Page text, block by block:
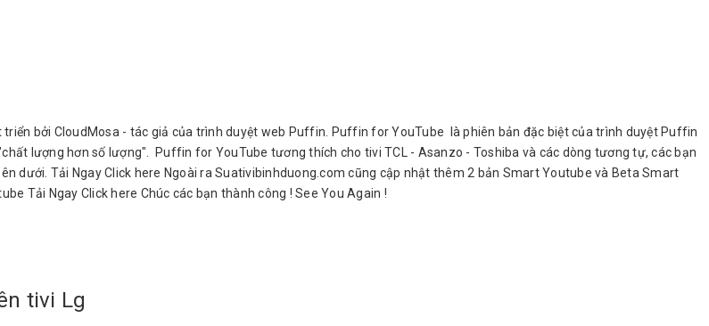
bởi CloudMosa - tác giả của trình duyệt web Puffin. Puffin for YouTube là phiên bản đặc biệt của trình duyệt Puffin
lượng hơn số lượng". Puffin for YouTube tương thích cho tivi TCL - Asanzo - Toshiba và các dòng tương tự, các bạn
dưới. Tải Ngay Click here Ngoài ra Suativibinhduong.com cũng cập nhật thêm 2 bản Smart Youtube và Beta Smart
Tải Ngay Click here Chúc các bạn thành công ! See You Again !
tivi Lg